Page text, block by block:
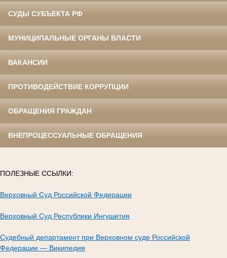
СУДЫ СУБЪЕКТА РФ
МУНИЦИПАЛЬНЫЕ ОРГАНЫ ВЛАСТИ
ВАКАНСИИ
ПРОТИВОДЕЙСТВИЕ КОРРУПЦИИ
ОБРАЩЕНИЯ ГРАЖДАН
ВНЕПРОЦЕССУАЛЬНЫЕ ОБРАЩЕНИЯ
ПОЛЕЗНЫЕ ССЫЛКИ:
Верховный Суд Российской Федерации
Верховный Суд Республики Ингушетия
Судебный департамент при Верховном суде Российской
Федерации — Википедия